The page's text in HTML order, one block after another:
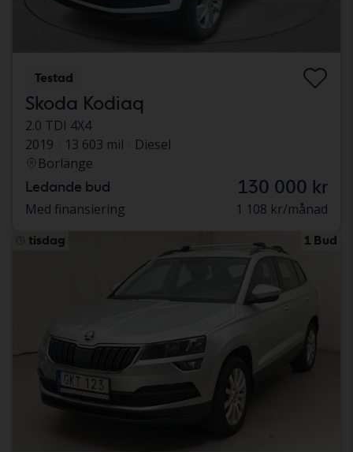
Testad
Skoda Kodiaq
2.0 TDI 4X4
2019
13 603 mil
Diesel
Borlänge
Ledande bud 130 000 kr
Med finansiering 1 108 kr/månad
tisdag 1 Bud